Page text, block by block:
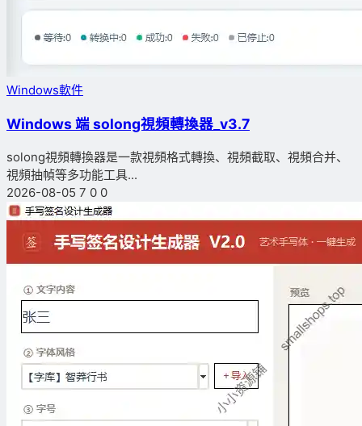
Windows軟件
Windows 端 solong視頻轉換器_v3.7
solong視頻轉換器是一款視頻格式轉換、視頻截取、視頻合并、
視頻抽幀等多功能工具...
2026-08-05 7 0 0